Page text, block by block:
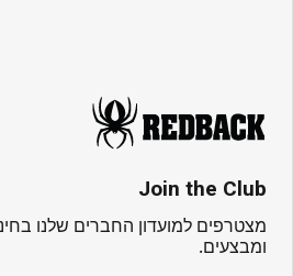
Join the Club
מצטרפים למועדון החברים שלנו
ומבצעים.